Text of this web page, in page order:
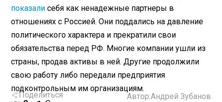
показали себя как ненадежные партнеры в
отношениях с Россией. Они поддались на давление
политического характера и прекратили свои
обязательства перед РФ. Многие компании ушли из
страны, продав активы в ней. Другие продолжили
свою работу либо передали предприятия
подконтрольным им организациям.
Поделиться Автор:Андрей Зубанов